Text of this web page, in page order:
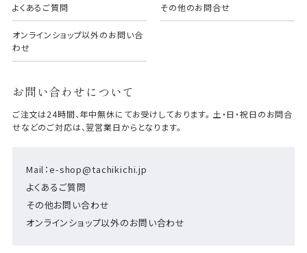
よくあるご質問 その他のお問合せ
オンラインショップ以外のお問い合
わせ
お問い合わせについて
Mail：e-shop@tachikichi.jp
よくあるご質問
その他お問い合わせ
オンラインショップ以外のお問い合わせ
ご注文は24時間、年中無休にてお受けしております。 土・日・祝日のお問合
せなどのご対応は、翌営業日からとなります。